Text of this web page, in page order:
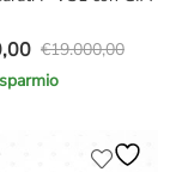
€19.000,00